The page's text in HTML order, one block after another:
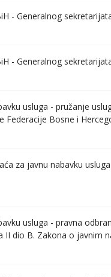
- Generalnog
- Generalnog
usluga - pružanje
Federacije Bosne i
za javnu nabavku
usluga - pravna
II dio B. Zakona o javnim